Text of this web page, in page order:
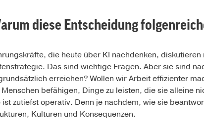
diese Entscheidung
die heute über KI nachdenken,
Das sind wichtige Fragen. Aber sie sind
erreichen? Wollen wir Arbeit effizienter
befähigen, Dinge zu leisten, die sie alleine
ist zutiefst operativ. Denn je nachdem, wie sie
Kulturen und Konsequenzen.